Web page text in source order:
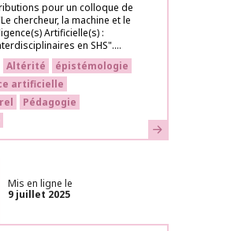
pour un colloque de
chercheur, la machine et le
Artificielle(s) :
en SHS"....
Altérité
épistémologie
artificielle
Pédagogie
En savoir plus
Mis en ligne le
9 juillet 2025